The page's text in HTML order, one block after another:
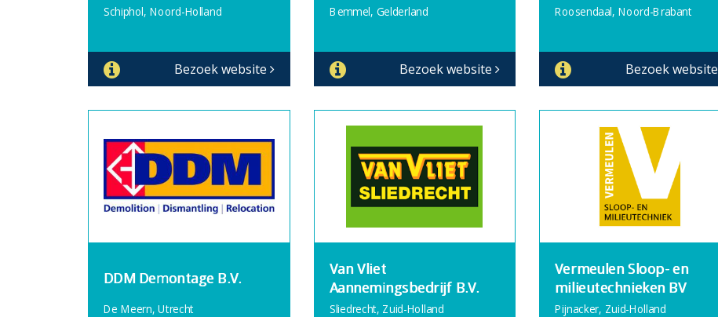
Schiphol, Noord-Holland
Bezoek website
Bemmel, Gelderland
Bezoek website
Roosendaal, Noord-Brabant
Bezoek website
DDM Demontage B.V.
De Meern, Utrecht
Van Vliet
Aannemingsbedrijf B.V.
Sliedrecht, Zuid-Holland
Vermeulen Sloop- en
milieutechnieken BV
Pijnacker, Zuid-Holland